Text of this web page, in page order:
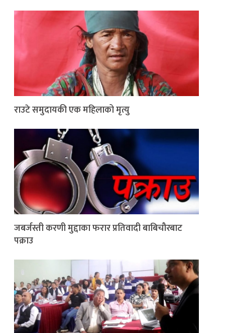
राउटे समुदायकी एक महिलाको मृत्यु
जबर्जस्ती करणी मुद्दाका फरार प्रतिवादी बाबिचौरबाट
पक्राउ